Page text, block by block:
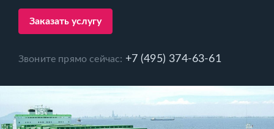
Заказать услугу
Звоните прямо сейчас: +7 (495) 374-63-61